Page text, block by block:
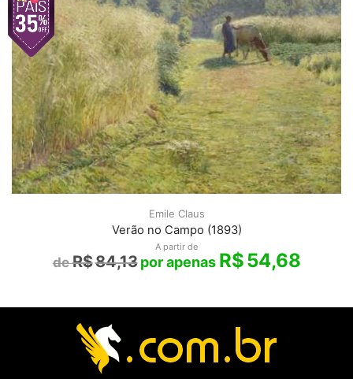
Emile Claus
Verão no Campo (1893)
A partir de
R$84,13 R$54,68